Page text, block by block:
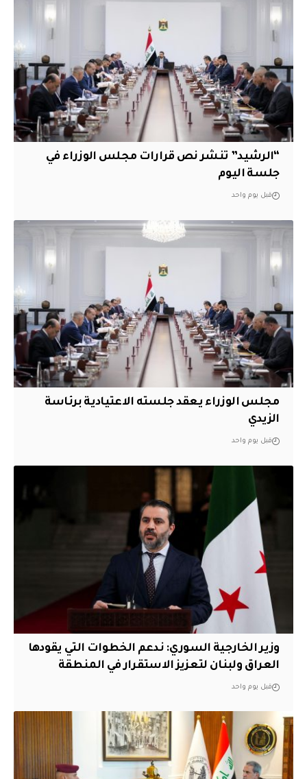
“الرشيد” تنشر نص قرارات مجلس الوزراء في
جلسة اليوم
قبل يوم واحد
مجلس الوزراء يعقد جلسته الاعتيادية برئاسة
الزيدي
قبل يوم واحد
وزير الخارجية السوري: ندعم الخطوات التي يقودها
العراق ولبنان لتعزيز الاستقرار في المنطقة
قبل يوم واحد